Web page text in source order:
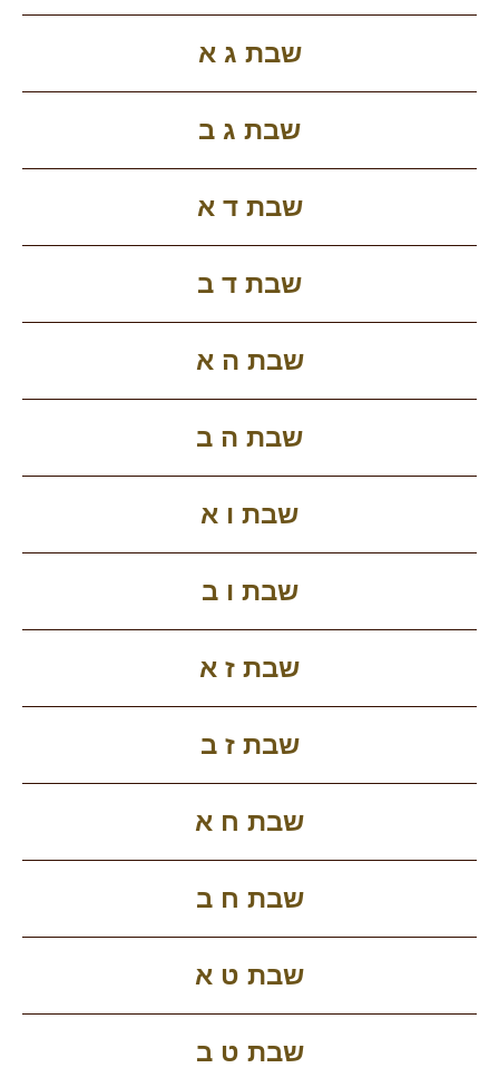
שבת ג א
שבת ג ב
שבת ד א
שבת ד ב
שבת ה א
שבת ה ב
שבת ו א
שבת ו ב
שבת ז א
שבת ז ב
שבת ח א
שבת ח ב
שבת ט א
שבת ט ב